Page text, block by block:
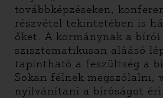
továbbképzéseken,
részvétel tekintetében is
őket. A kormánynak a
szisztematikusan aláásó
tapintható a feszültség a
Sokan félnek megszólalni,
nyilvánítani a bíróságot